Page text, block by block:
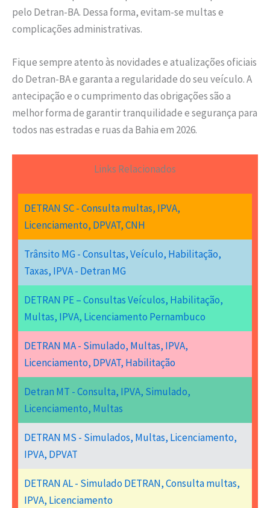
pelo Detran-BA. Dessa forma, evitam-se multas e
complicações administrativas.
Fique sempre atento às novidades e atualizações oficiais
do Detran-BA e garanta a regularidade do seu veículo. A
antecipação e o cumprimento das obrigações são a
melhor forma de garantir tranquilidade e segurança para
todos nas estradas e ruas da Bahia em 2026.
Links Relacionados
DETRAN SC - Consulta multas, IPVA,
Licenciamento, DPVAT, CNH
Trânsito MG - Consultas, Veículo, Habilitação,
Taxas, IPVA - Detran MG
DETRAN PE – Consultas Veículos, Habilitação,
Multas, IPVA, Licenciamento Pernambuco
DETRAN MA - Simulado, Multas, IPVA,
Licenciamento, DPVAT, Habilitação
Detran MT - Consulta, IPVA, Simulado,
Licenciamento, Multas
DETRAN MS - Simulados, Multas, Licenciamento,
IPVA, DPVAT
DETRAN AL - Simulado DETRAN, Consulta multas,
IPVA, Licenciamento